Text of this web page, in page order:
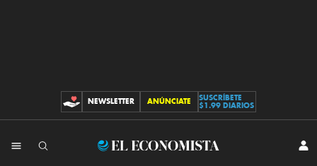
CONTRIBUCIONES
NEWSLETTER ANÚNCIATE
SUSCRÍBETE
$1.99 DIARIOS
El